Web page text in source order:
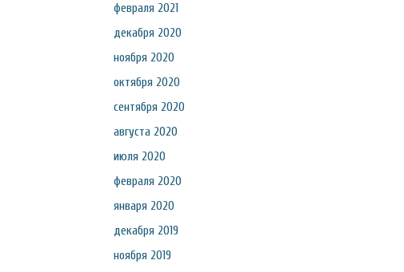
февраля 2021
декабря 2020
ноября 2020
октября 2020
сентября 2020
августа 2020
июля 2020
февраля 2020
января 2020
декабря 2019
ноября 2019